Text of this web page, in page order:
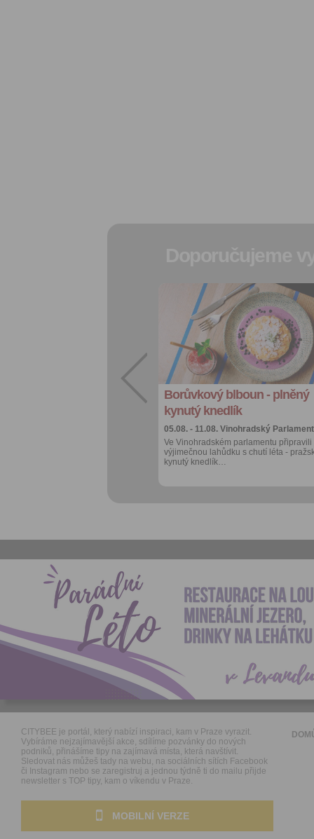
Borůvkový blboun - plněný
kynutý knedlík
05.08. - 11.08. Vinohradský Parlament
Ve Vinohradském parlamentu připravili
výjimečnou lahůdku s chutí léta -
kynutý knedlík…
Přidat do
oblíbených
Sdílet:
Facebook
export do
kalendáře
Více výhod pro
přihlášené
CITYBEE je portál, který nabízí inspiraci, kam v Praze vyrazit.
Vybíráme nejzajímavější akce, sdílíme pozvánky do nových
podniků, přinášíme tipy na zajímavá místa, která navštívit.
Sledovat nás můžeš tady na webu, na sociálních sítích Facebook
či Instagram nebo se zaregistruj a jednou týdně ti do mailu přijde
newsletter s TOP tipy, kam o víkendu v Praze.
MOBILNÍ VERZE